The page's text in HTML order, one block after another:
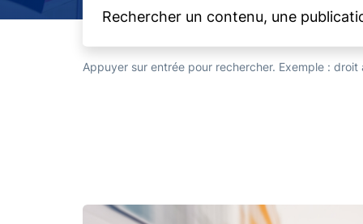
Appuyer sur entrée pour rechercher. Exemple : droit
Image